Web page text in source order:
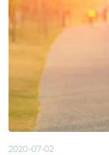
2020-07-02